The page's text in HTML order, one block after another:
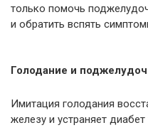
только помочь
и обратить вспять
Голодание и
Имитация голодания
железу и устраняет